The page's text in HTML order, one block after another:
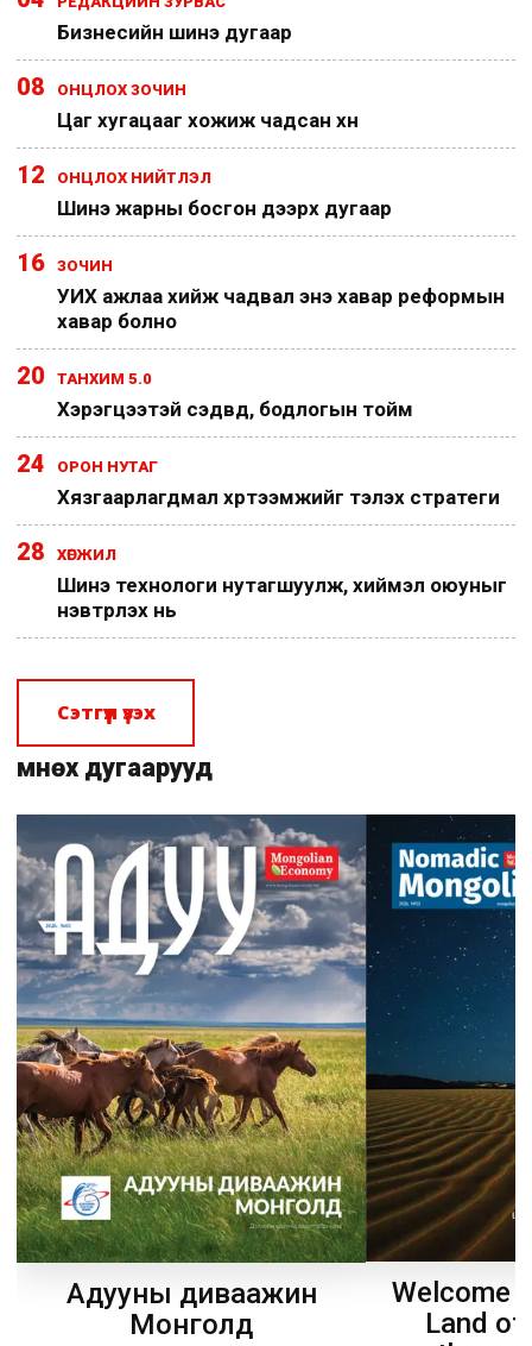
Бизнесийн шинэ дугаар
08 ОНЦЛОХ ЗОЧИН
Цаг хугацааг хожиж чадсан хүн
12 ОНЦЛОХ НИЙТЛЭЛ
Шинэ жарны босгон дээрх дугаар
16 ЗОЧИН
УИХ ажлаа хийж чадвал энэ хавар реформын
хавар болно
20 ТАНХИМ 5.0
Хэрэгцээтэй сэдвүүд, бодлогын тойм
24 ОРОН НУТАГ
Хязгаарлагдмал хүртээмжийг тэлэх стратеги
28 ХӨГЖИЛ
Шинэ технологи нутагшуулж, хиймэл оюуныг
нэвтрүүлэх нь
Сэтгүүл үзэх
Өмнөх дугаарууд
Адууны диваажин
Монголд
Welcome
Land of